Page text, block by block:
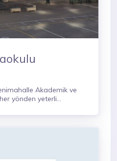
Akademik ve
yönden yeterli